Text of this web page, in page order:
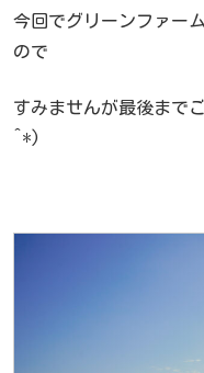
今回でグリーンファー
ので
すみませんが最後まで
^*)